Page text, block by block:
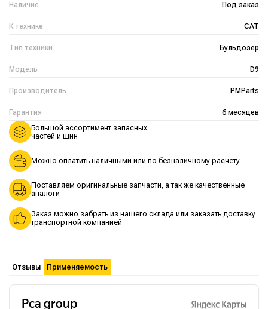
Наличие Под заказ
К технике CAT
Тип техники Бульдозер
Модель D9
Производитель PMParts
Гарантия 6 месяцев
Большой ассортимент запасных
частей и шин
Можно оплатить наличными или по безналичному расчету
Поставляем оригинальные запчасти, а так же качественные
аналоги
Заказ можно забрать из нашего склада или заказать доставку
транспортной компанией
Отзывы Применяемость